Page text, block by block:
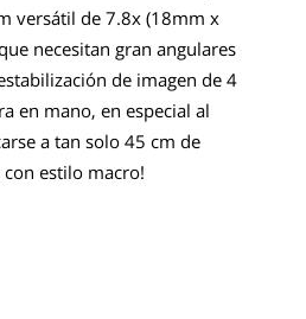
versátil de 7.8x (18mm x
necesitan gran angulares
de imagen de 4
en mano, en especial al
a tan solo 45 cm de
estilo macro!